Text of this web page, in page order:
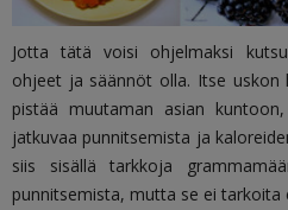
Jotta tätä voisi ohjelmaksi
ohjeet ja säännöt olla. Itse uskon
pistää muutaman asian
jatkuvaa punnitsemista ja
siis sisällä tarkkoja
punnitsemista, mutta se ei tarkoita